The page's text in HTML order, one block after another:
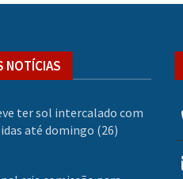
NOTÍCIAS
ter sol intercalado com
até domingo (26)